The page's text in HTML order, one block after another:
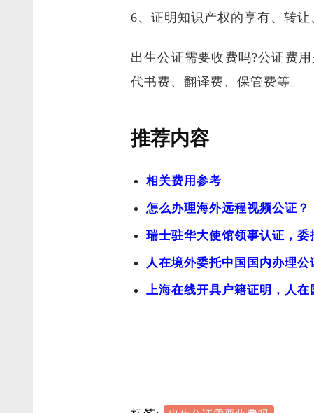
6、证明知识产权的享有、转让
出生公证需要收费吗?公证费
代书费、翻译费、保管费等。
推荐内容
相关费用参考
怎么办理海外远程视频公证？
瑞士驻华大使馆领事认证，
人在境外委托中国国内办理公
上海在线开具户籍证明，人在